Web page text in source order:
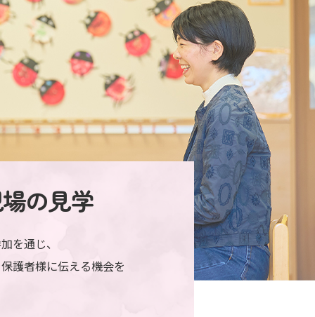
の見学
を通じ、
護者様に伝える機会を